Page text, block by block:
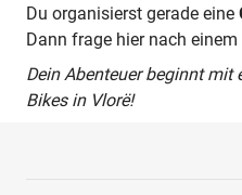
Du organisierst gerade eine
Dann frage hier nach einem
Dein Abenteuer beginnt mit
Bikes in Vlorë!